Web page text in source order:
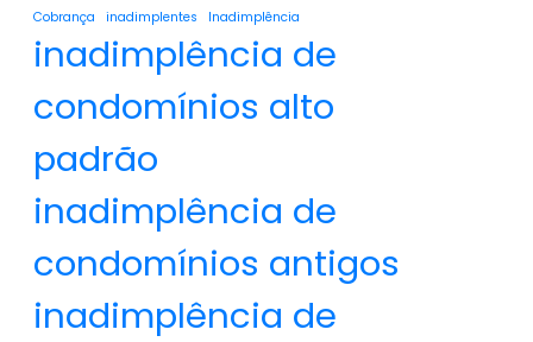
Cobrança inadimplentes Inadimplência
inadimplência de
condomínios alto
padrão
inadimplência de
condomínios antigos
inadimplência de